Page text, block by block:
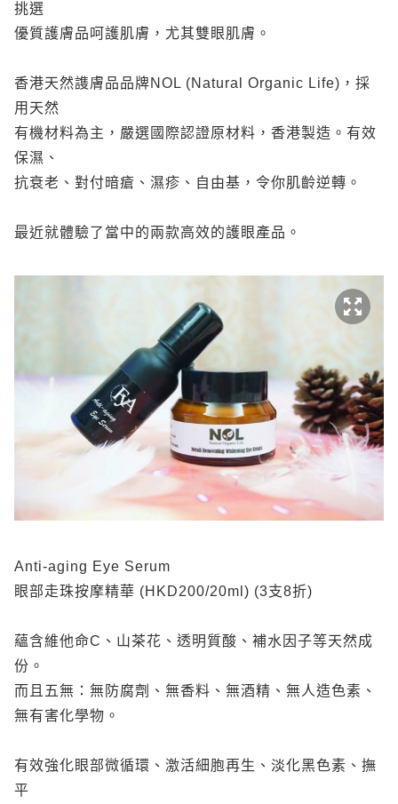
挑選
優質護膚品呵護肌膚，尤其雙眼肌膚。
香港天然謢膚品品牌NOL (Natural Organic Life)，採
用天然
有機材料為主，嚴選國際認證原材料，香港製造。有效
保濕、
抗衰老、對付暗瘡、濕疹、自由基，令你肌齡逆轉。
最近就體驗了當中的兩款高效的護眼產品。
Anti-aging Eye Serum
眼部走珠按摩精華 (HKD200/20ml) (3支8折)
蘊含維他命C、山茶花、透明質酸、補水因子等天然成
份。
而且五無：無防腐劑、無香料、無酒精、無人造色素、
無有害化學物。
有效強化眼部微循環、激活細胞再生、淡化黑色素、撫
平